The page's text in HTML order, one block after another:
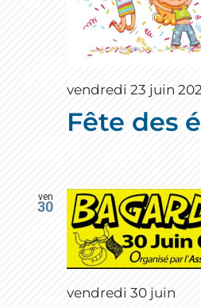
vendredi 23 juin
Fête des
ven
30
vendredi 30 juin